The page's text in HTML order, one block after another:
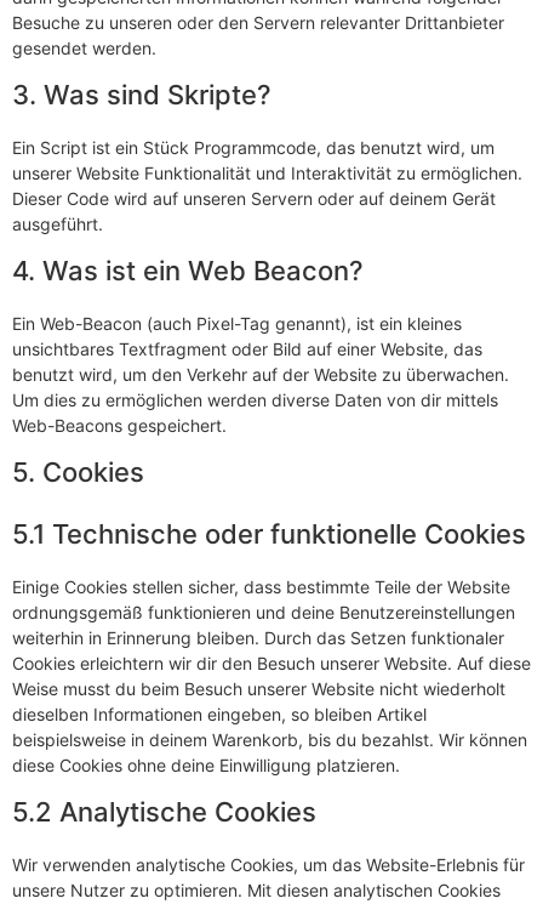
Besuche zu unseren oder den Servern relevanter Drittanbieter
gesendet werden.
3. Was sind Skripte?
Ein Script ist ein Stück Programmcode, das benutzt wird, um
unserer Website Funktionalität und Interaktivität zu ermöglichen.
Dieser Code wird auf unseren Servern oder auf deinem Gerät
ausgeführt.
4. Was ist ein Web Beacon?
Ein Web-Beacon (auch Pixel-Tag genannt), ist ein kleines
unsichtbares Textfragment oder Bild auf einer Website, das
benutzt wird, um den Verkehr auf der Website zu überwachen.
Um dies zu ermöglichen werden diverse Daten von dir mittels
Web-Beacons gespeichert.
5. Cookies
5.1 Technische oder funktionelle Cookies
Einige Cookies stellen sicher, dass bestimmte Teile der Website
ordnungsgemäß funktionieren und deine Benutzereinstellungen
weiterhin in Erinnerung bleiben. Durch das Setzen funktionaler
Cookies erleichtern wir dir den Besuch unserer Website. Auf diese
Weise musst du beim Besuch unserer Website nicht wiederholt
dieselben Informationen eingeben, so bleiben Artikel
beispielsweise in deinem Warenkorb, bis du bezahlst. Wir können
diese Cookies ohne deine Einwilligung platzieren.
5.2 Analytische Cookies
Wir verwenden analytische Cookies, um das Website-Erlebnis für
unsere Nutzer zu optimieren. Mit diesen analytischen Cookies